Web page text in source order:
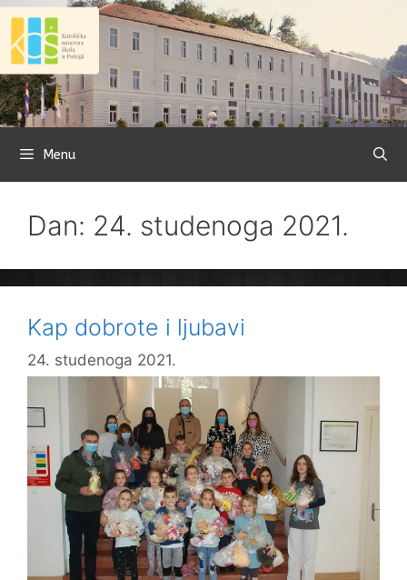
Preskoči
sadržaj
Menu
Dan: 24. studenoga 2021.
Kap dobrote i ljubavi
24. studenoga 2021.